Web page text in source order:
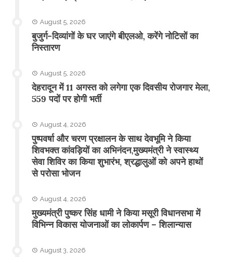
August 5, 2026
बुजुर्ग-दिव्यांगों के घर जाएंगे बीएलओ, करेंगे नोटिसों का
निस्तारण
August 5, 2026
​देहरादून में 11 अगस्त को लगेगा एक दिवसीय रोजगार मेला,
559 पदों पर होगी भर्ती
August 4, 2026
पुष्पवर्षा और चरण प्रक्षालन के साथ देवभूमि ने किया
शिवभक्त कांवड़ियों का अभिनंदन,मुख्यमंत्री ने स्वास्थ्य
सेवा शिविर का किया शुभारंभ, श्रद्धालुओं को अपने हाथों
से परोसा भोजन
August 4, 2026
मुख्यमंत्री पुष्कर सिंह धामी ने किया मसूरी विधानसभा में
विभिन्न विकास योजनाओं का लोकार्पण – शिलान्यास
August 3, 2026